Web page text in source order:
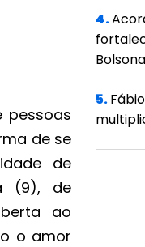
pessoas
de se
de
(9), de
ao
o amor
4.
5.